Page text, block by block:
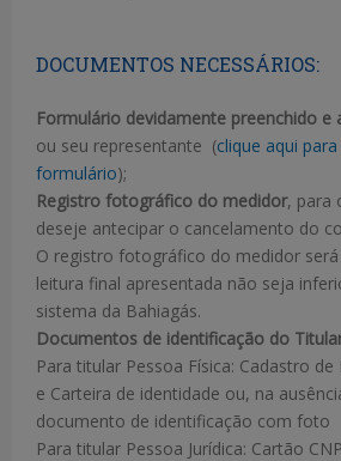
DOCUMENTOS NECESSÁRIOS:
Formulário devidamente preenchido e
ou seu representante (clique aqui
formulário);
Registro fotográ­fico do medidor, para
deseje antecipar o cancelamento do
O registro fotográ­fico do medidor
leitura fi­nal apresentada não seja
sistema da Bahiagás.
Documentos de identificação do
Para titular Pessoa Física: Cadastro de
e Carteira de identidade ou, na
documento de identi­ficação com foto
Para titular Pessoa Jurídica: Cartão